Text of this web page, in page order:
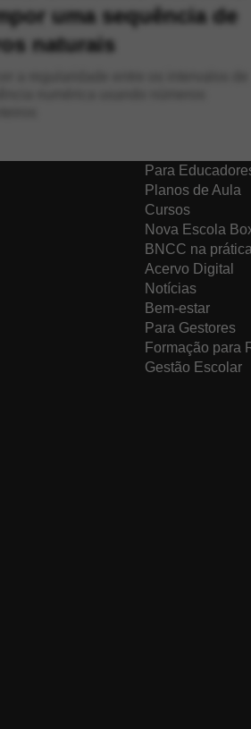
uma sequência de
naturais
Para
Planos de Aula
Cursos
Nova Escola
BNCC na prática
Acervo Digital
Notícias
Bem-estar
Para Gestores
Formação para
Gestão Escolar